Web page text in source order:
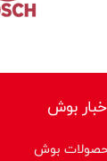
بوش
بوش